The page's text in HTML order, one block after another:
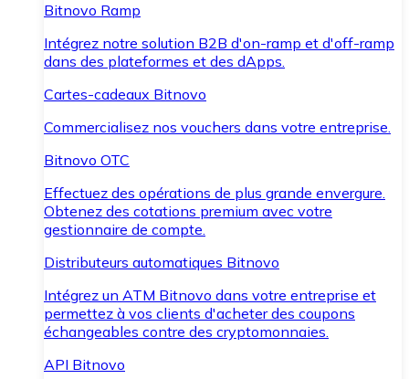
Bitnovo Ramp
Intégrez notre solution B2B d'on-ramp et d'off-ramp
dans des plateformes et des dApps.
Cartes-cadeaux Bitnovo
Commercialisez nos vouchers dans votre entreprise.
Bitnovo OTC
Effectuez des opérations de plus grande envergure.
Obtenez des cotations premium avec votre
gestionnaire de compte.
Distributeurs automatiques Bitnovo
Intégrez un ATM Bitnovo dans votre entreprise et
permettez à vos clients d'acheter des coupons
échangeables contre des cryptomonnaies.
API Bitnovo